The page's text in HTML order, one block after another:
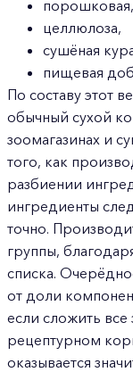
порошковая,
целлюлоза,
сушёная
пищевая
По составу этот
обычный сухой
зоомагазинах и
того, как
разбиении
ингредиенты
точно.
группы,
списка.
от доли
если сложить
рецептурном
оказывается